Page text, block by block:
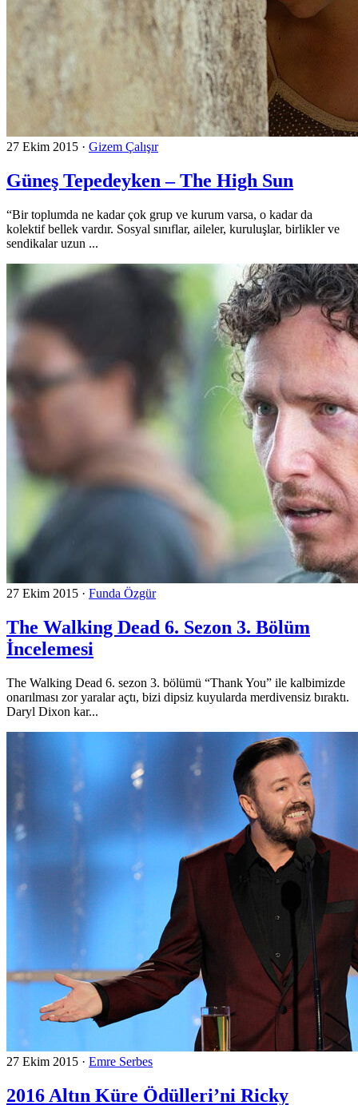
27 Ekim 2015 · Gizem Çalışır
Güneş Tepedeyken – The High Sun
“Bir toplumda ne kadar çok grup ve kurum varsa, o kadar da
kolektif bellek vardır. Sosyal sınıflar, aileler, kuruluşlar, birlikler ve
sendikalar uzun ...
27 Ekim 2015 · Funda Özgür
The Walking Dead 6. Sezon 3. Bölüm
İncelemesi
The Walking Dead 6. sezon 3. bölümü “Thank You” ile kalbimizde
onarılması zor yaralar açtı, bizi dipsiz kuyularda merdivensiz bıraktı.
Daryl Dixon kar...
27 Ekim 2015 · Emre Serbes
2016 Altın Küre Ödülleri’ni Ricky